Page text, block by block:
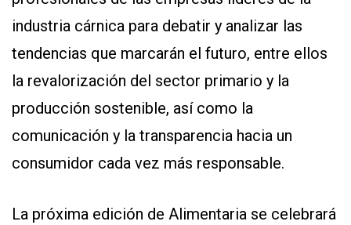
industria cárnica para debatir y analizar las
tendencias que marcarán el futuro, entre ellos
la revalorización del sector primario y la
producción sostenible, así como la
comunicación y la transparencia hacia un
consumidor cada vez más responsable.
La próxima edición de Alimentaria se celebrará